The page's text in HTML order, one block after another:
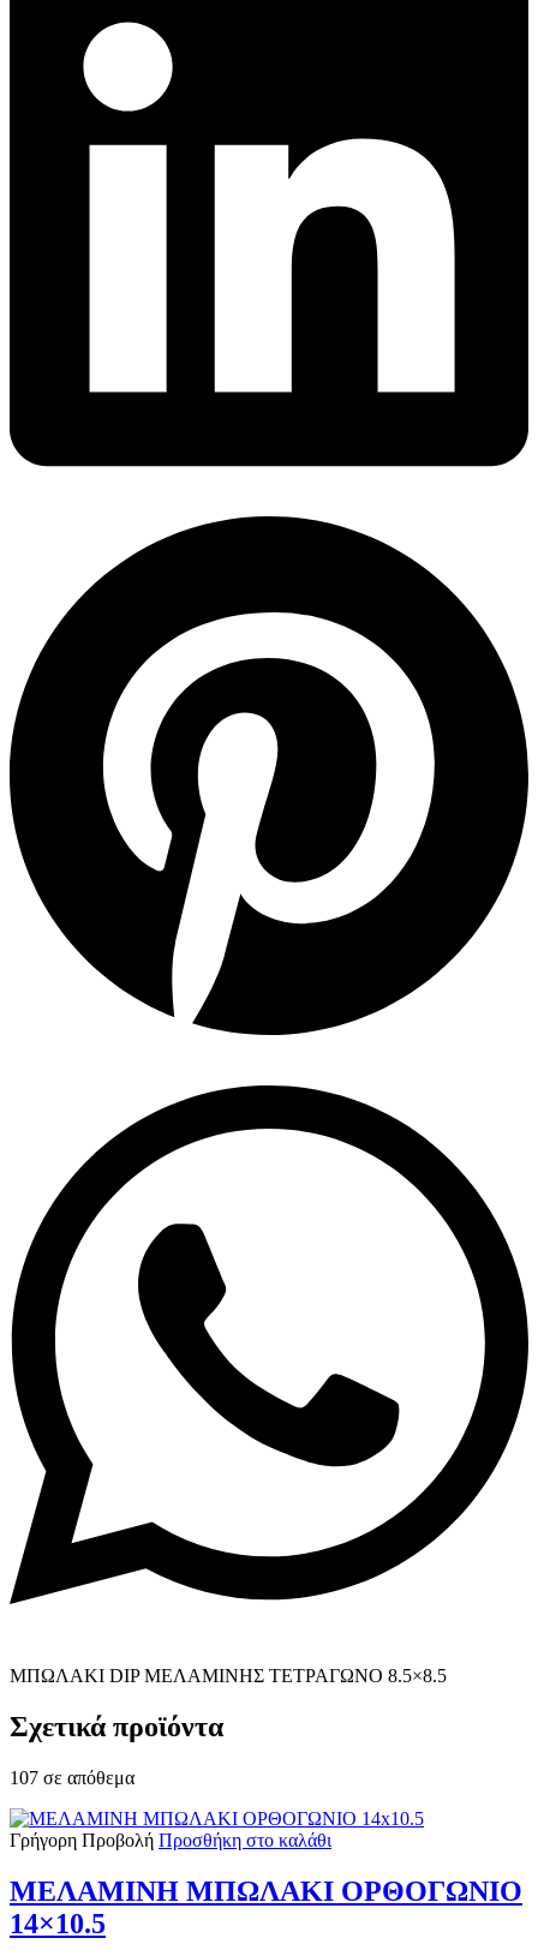
ΜΠΩΛΑΚΙ DIP ΜΕΛΑΜΙΝΗΣ ΤΕΤΡΑΓΩΝΟ 8.5×8.5
Σχετικά προϊόντα
107 σε απόθεμα
Γρήγορη Προβολή Προσθήκη στο καλάθι
ΜΕΛΑΜΙΝΗ ΜΠΩΛΑΚΙ ΟΡΘΟΓΩΝΙΟ
14×10.5